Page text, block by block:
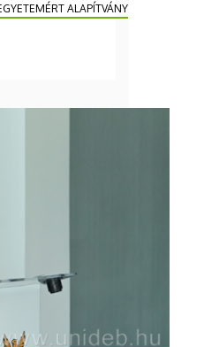
ALAPÍTVÁNY